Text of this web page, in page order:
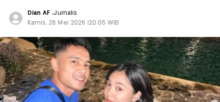
Dian AF,Jurnalis
Kamis, 28 Mei 2026 |20:05 WIB